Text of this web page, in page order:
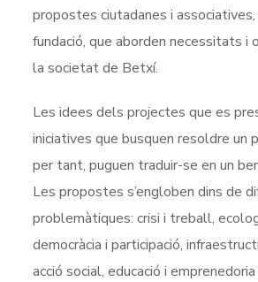
propostes ciutadanes i
fundació, que aborden necessitats i
la societat de Betxí.
Les idees dels projectes que es
iniciatives que busquen resoldre un
per tant, puguen traduir-se en un
Les propostes s’engloben dins de
problemàtiques: crisi i treball,
democràcia i participació,
acció social, educació i